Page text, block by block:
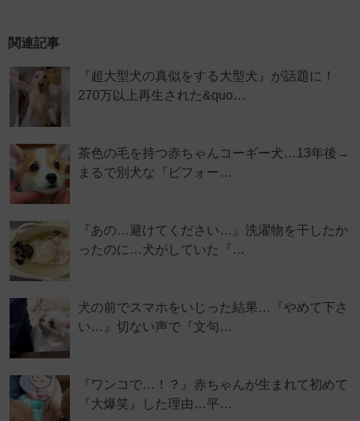
関連記事
『超大型犬の真似をする大型犬』が話題に！
270万以上再生された&quo…
茶色の毛を持つ赤ちゃんコーギー犬…13年後→
まるで別犬な『ビフォー…
『あの…避けてください…』洗濯物を干したか
ったのに…犬がしていた『…
犬の前でスマホをいじった結果…『やめて下さ
い…』切ない声で『文句…
『ワンコで…！？』赤ちゃんが生まれて初めて
『大爆笑』した理由…平…